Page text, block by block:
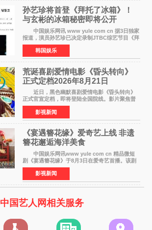
孙艺珍将首登《拜托了冰箱》！
与玄彬的冰箱秘密即将公开
中国娱乐网讯 www yule com cn 据3日独家
报道，演员孙艺珍已决定录制JTBC综艺节目《拜
托了冰箱》，目前正在协调具体细节。这是孙艺
珍首次公开个人冰箱，也是她婚后首次以玄彬的
妻子身份参与
韩国娱乐
荒诞喜剧爱情电影《昏头转向》
正式定档2026年8月21日
近日，黑色幽默喜剧爱情电影《昏头转向》
正式官宣定档，即将登陆全国院线。影片聚焦普
通人的荒诞生活，以戏谑诙谐的镜头语言、反转
不断的剧情，融合爆笑喜剧与细腻爱情元素，打
造出一部接地气
影视新闻
《宴遇簪花缘》爱奇艺上线 非遗
簪花邂逅海洋美食
中国娱乐网讯www yule com cn 精品微短
剧《宴遇簪花缘》于8月3日在爱奇艺首播。该剧
是泉州荣膺世界美食之都后推出的首部美食主题
文旅微短剧，实力派演员孙茜特别出演簪花非遗
传承人，她曾参演
影视新闻
中国艺人网相关服务